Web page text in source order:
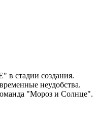
в стадии создания.
неудобства.
и Солнце".